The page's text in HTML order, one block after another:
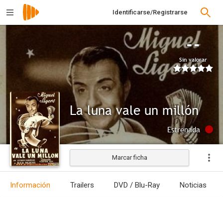
Identificarse/Registrarse
--
Sin valorar
La luna vale un millón
Estrenada
Marcar ficha
Información Trailers DVD / Blu-Ray Noticias